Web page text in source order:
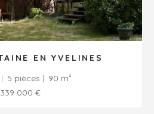
EN YVELINES
5 pièces
90 m²
339 000 €